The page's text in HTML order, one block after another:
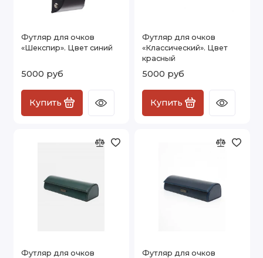
Футляр для очков
«Шекспир». Цвет синий
5000 руб
Купить
Футляр для очков
«Классический». Цвет
красный
5000 руб
Купить
Футляр для очков
Футляр для очков